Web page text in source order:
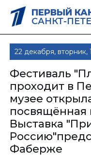
ПЕРВЫЙ
САНКТ-
22 декабря, вторник,
Фестиваль
проходит в
музее
посвящённая
Выставка
Фаберже